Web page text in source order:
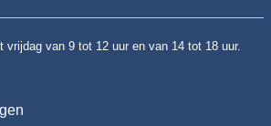
vrijdag van 9 tot 12 uur en van 14 tot 18 uur.